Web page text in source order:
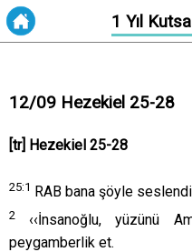
1 Yıl
12/09 Hezekiel 25-28
[tr] Hezekiel 25-28
25:1 RAB bana şöyle
2
‹‹İnsanoğlu, yüzünü
peygamberlik et.